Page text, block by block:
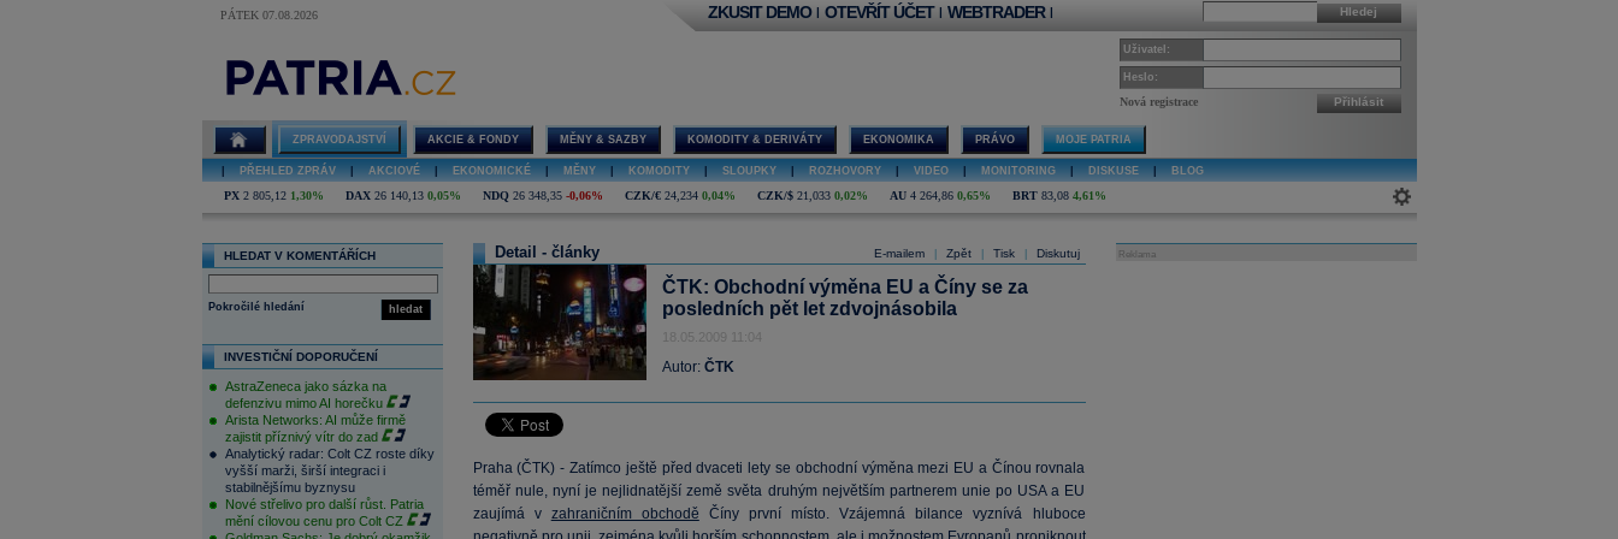
PÁTEK 07.08.2026 Hledej
ZKUSIT DEMO | OTEVŘÍT ÚČET | WEBTRADER |
Uživatel:
Heslo:
Nová registrace Přihlásit
ZPRAVODAJSTVÍ AKCIE & FONDY MĚNY & SAZBY KOMODITY & DERIVÁTY EKONOMIKA PRÁVO MOJE PATRIA
PŘEHLED ZPRÁV AKCIOVÉ EKONOMICKÉ MĚNY KOMODITY SLOUPKY ROZHOVORY VIDEO MONITORING DISKUSE BLOG
PX 2 805,12 1,30% DAX 26 140,13 0,05% NDQ 26 348,35 -0,06% CZK/€ 24,234 0,04% CZK/$ 21,033 0,02% AU 4 264,86 0,65% BRT 83,08 4,61%
HLEDAT V KOMENTÁŘÍCH
hledat
Pokročilé hledání
INVESTIČNÍ DOPORUČENÍ
AstraZeneca jako sázka na
defenzivu mimo AI horečku
Arista Networks: AI může firmě
zajistit příznivý vítr do zad
Analytický radar: Colt CZ roste díky
vyšší marži, širší integraci i
stabilnějšímu byznysu
Nové střelivo pro další růst. Patria
mění cílovou cenu pro Colt CZ
E-mailem Zpět Tisk Diskutuj
Detail - články
ČTK: Obchodní výměna EU a Číny se za
posledních pět let zdvojnásobila
18.05.2009 11:04
Autor: ČTK
Praha (ČTK) - Zatímco ještě před dvaceti lety se obchodní výměna mezi EU a Čínou rovnala
téměř nule, nyní je nejlidnatější země světa druhým největším partnerem unie po USA a EU
zaujímá v zahraničním obchodě Číny první místo. Vzájemná bilance vyznívá hluboce
Reklama